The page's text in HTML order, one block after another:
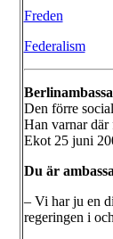
Freden
Federalism
Den förre
Han varnar
Ekot 25 juni
Du är
– Vi har ju en
regeringen i